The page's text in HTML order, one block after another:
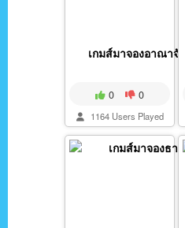
เกมส์มาจองอาณาจักร
0 0
1164 Users Played